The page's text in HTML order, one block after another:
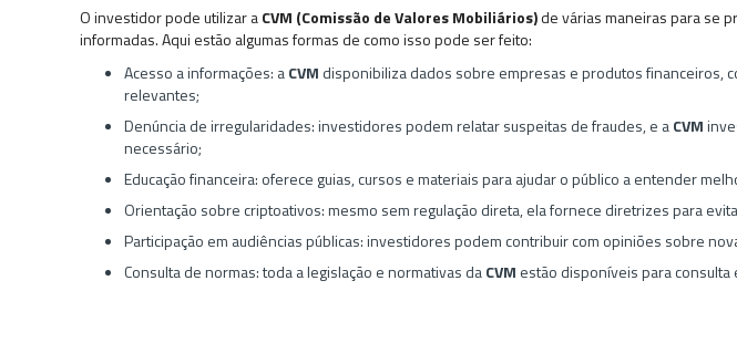
O investidor pode utilizar aCVM (Comissão de Valores Mobiliários)de várias maneiras para se
informadas. Aqui estão algumas formas de como isso pode ser feito:
Acesso a informações: aCVM disponibiliza dados sobre empresas e produtos financeiros,
relevantes;
Denúncia de irregularidades: investidores podem relatar suspeitas de fraudes, e aCVM
necessário;
Educação financeira: oferece guias, cursos e materiais para ajudar o público a entender
Orientação sobre criptoativos: mesmo sem regulação direta, ela fornece diretrizes para
Participação em audiências públicas: investidores podem contribuir com opiniões sobre
Consulta de normas: toda a legislação e normativas daCVM estão disponíveis para consulta